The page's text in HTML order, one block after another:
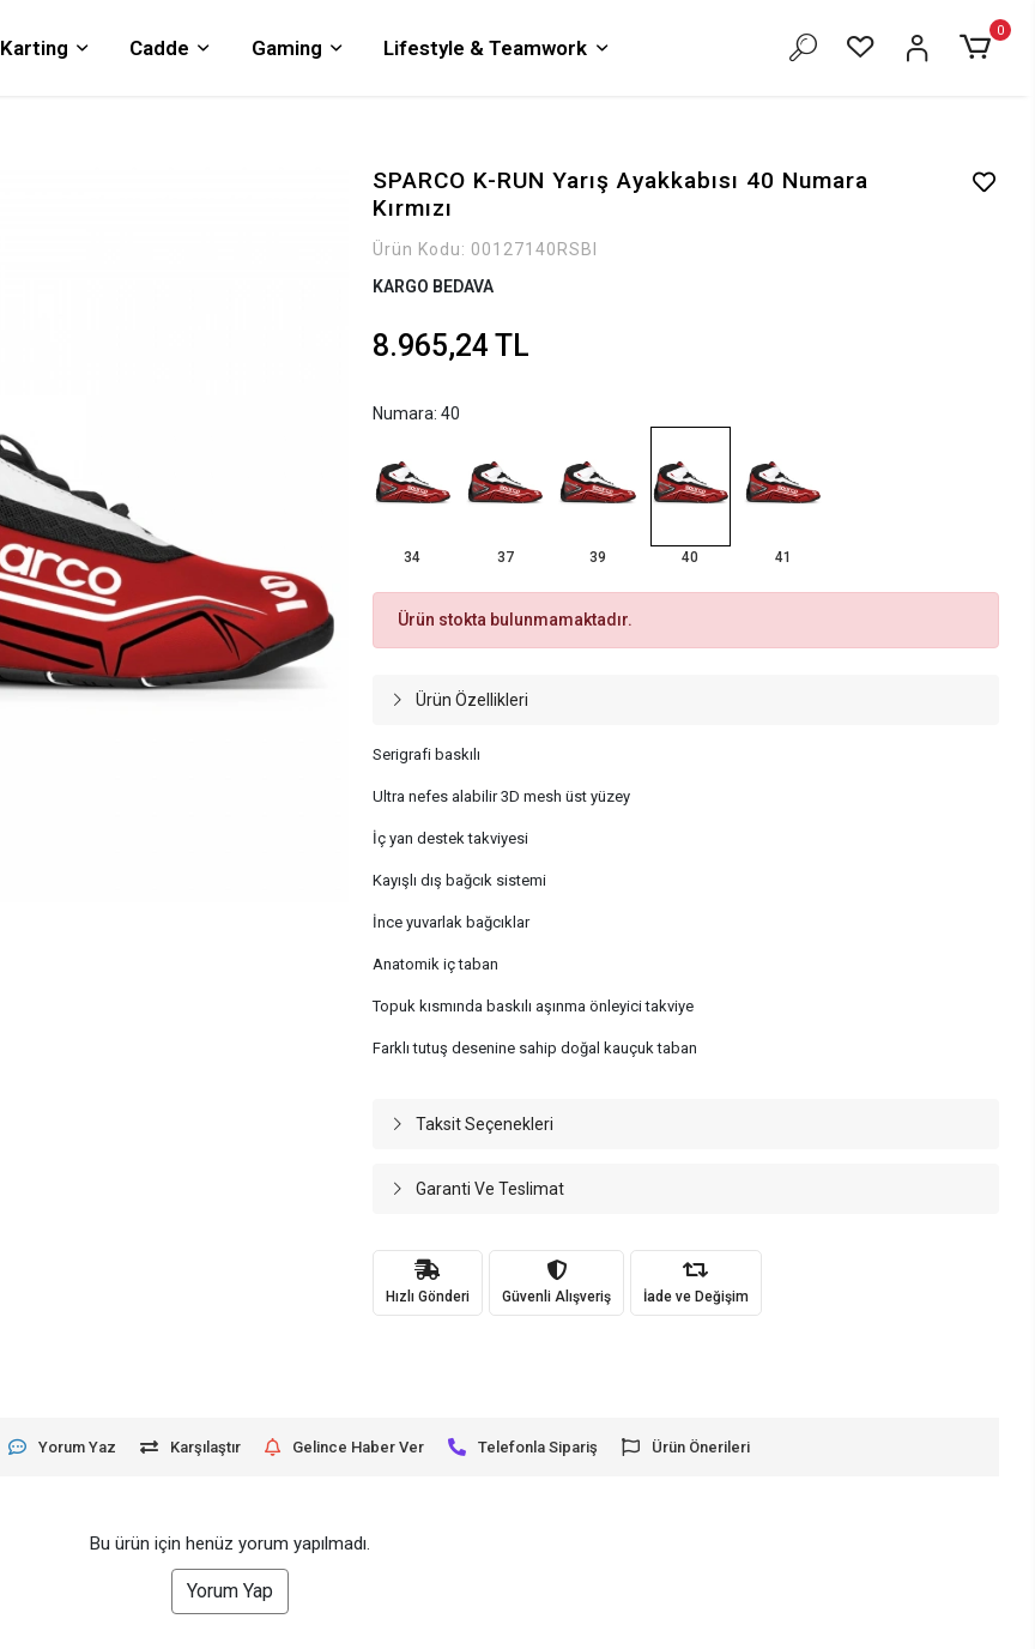
Karting Cadde Gaming Lifestyle & Teamwork
0
SPARCO K-RUN Yarış Ayakkabısı 40 Numara
Kırmızı
Ürün Kodu: 00127140RSBI
KARGO BEDAVA
8.965,24 TL
Numara: 40
34 37 39 40 41
Ürün stokta bulunmamaktadır.
Ürün Özellikleri
Serigrafi baskılı
Ultra nefes alabilir 3D mesh üst yüzey
İç yan destek takviyesi
Kayışlı dış bağcık sistemi
İnce yuvarlak bağcıklar
Anatomik iç taban
Topuk kısmında baskılı aşınma önleyici takviye
Farklı tutuş desenine sahip doğal kauçuk taban
Taksit Seçenekleri
Garanti Ve Teslimat
Hızlı Gönderi Güvenli Alışveriş İade ve Değişim
Yorum Yaz Karşılaştır Gelince Haber Ver Telefonla Sipariş Ürün Önerileri
Bu ürün için henüz yorum yapılmadı.
Yorum Yap